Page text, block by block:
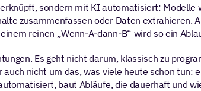
sondern mit KI automatisiert:
zusammenfassen oder Daten
reinen „Wenn-A-dann-B“ wird so ein
Es geht nicht darum, klassisch zu
nicht um das, was viele heute schon
baut Abläufe, die dauerhaft und